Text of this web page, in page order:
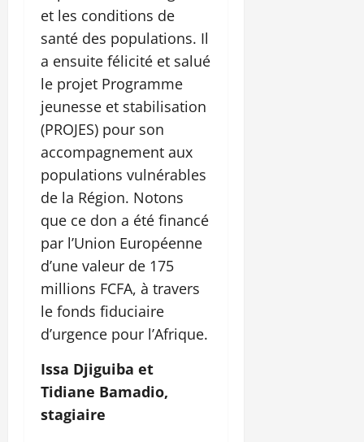
et les conditions de
santé des populations. Il
a ensuite félicité et salué
le projet Programme
jeunesse et stabilisation
(PROJES) pour son
accompagnement aux
populations vulnérables
de la Région. Notons
que ce don a été financé
par l’Union Européenne
d’une valeur de 175
millions FCFA, à travers
le fonds fiduciaire
d’urgence pour l’Afrique.
Issa Djiguiba et
Tidiane Bamadio,
stagiaire